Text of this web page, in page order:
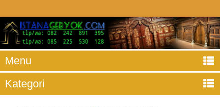
Menu
Kategori